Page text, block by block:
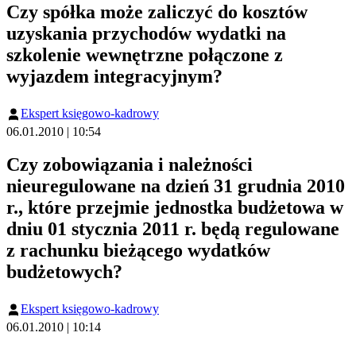
Czy spółka może zaliczyć do kosztów
uzyskania przychodów wydatki na
szkolenie wewnętrzne połączone z
wyjazdem integracyjnym?
Ekspert księgowo-kadrowy
06.01.2010 | 10:54
Czy zobowiązania i należności
nieuregulowane na dzień 31 grudnia 2010
r., które przejmie jednostka budżetowa w
dniu 01 stycznia 2011 r. będą regulowane
z rachunku bieżącego wydatków
budżetowych?
Ekspert księgowo-kadrowy
06.01.2010 | 10:14